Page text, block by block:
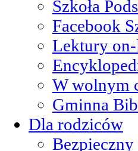
Szkoła
Facebook
Lektury
W wolnym
Gminna
Dla rodziców